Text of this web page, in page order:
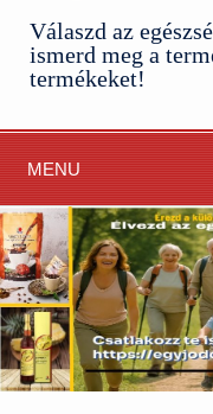
Válaszd az
ismerd meg a
termékeket!
MENU